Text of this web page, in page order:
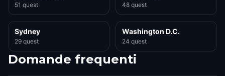
51 quest 48 quest
Sydney
29 quest
Washington D.C.
24 quest
Domande frequenti